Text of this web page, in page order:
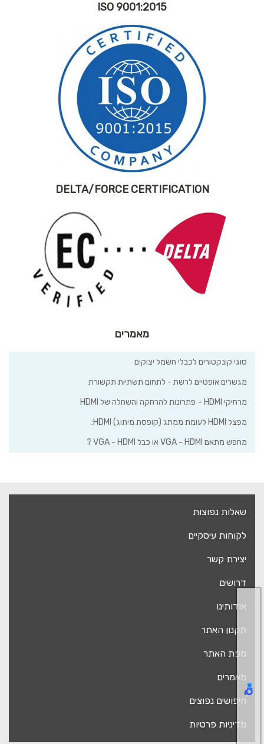
ISO 9001:2015
DELTA/FORCE CERTIFICATION
מאמרים
סוגי קונקטורים לכבלי חשמל יצוקים
מגשרים אופטיים לרשת - לתחום תשתיות תקשורת
מרחיקי HDMI – פתרונות להרחקה והשחלה של HDMI
מפצל HDMI לעומת ממתג (קופסת מיתוג) HDMI:
מחפש מתאם VGA - HDMI או כבל VGA - HDMI ?
שאלות נפוצות
לקוחות עיסקיים
יצירת קשר
דרושים
אודותינו
תקנון האתר
מפת האתר
מאמרים
חיפושים נפוצים
מדיניות פרטיות